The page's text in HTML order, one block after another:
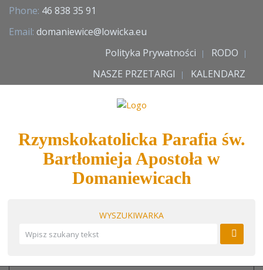
Phone: 46 838 35 91
Email: domaniewice@lowicka.eu
Polityka Prywatności
RODO
NASZE PRZETARGI
KALENDARZ
Rzymskokatolicka Parafia św.
Bartłomieja Apostoła w
Domaniewicach
WYSZUKIWARKA